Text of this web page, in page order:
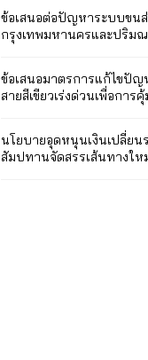
ข้อเสนอต่อปัญหาระบบขนส่
กรุงเทพมหานครและปริม
ข้อเสนอมาตรการแก้ไขปั
สายสีเขียวเร่งด่วนเพื่อการ
นโยบายอุดหนุนเงินเปลี่ย
สัมปทานจัดสรรเส้นทางให